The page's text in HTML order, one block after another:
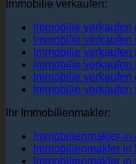
Immobilie verkaufen:
Immobilie
Immobilie
Immobilie
Immobilie
Immobilie
Immobilie verkaufen
Ihr Immobilienmakler:
Immobilienmakler in
Immobilienmakler in
Immobilienmakler